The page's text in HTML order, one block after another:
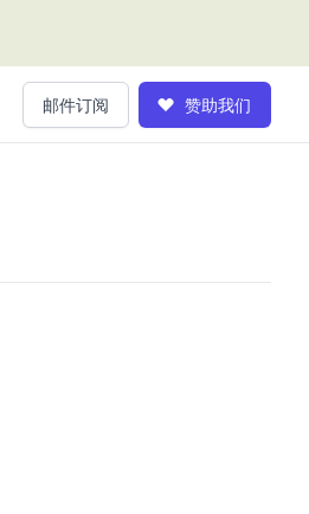
邮件订阅 赞助我们